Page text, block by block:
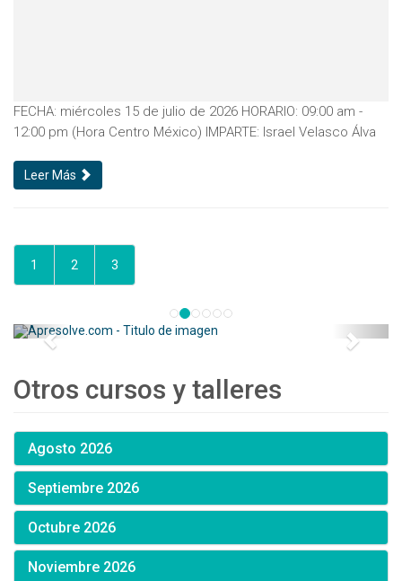
FECHA: miércoles 15 de julio de 2026 HORARIO: 09:00 am -
12:00 pm (Hora Centro México) IMPARTE: Israel Velasco Álva
Leer Más
1 2 3
Otros cursos y talleres
Agosto 2026
Septiembre 2026
Octubre 2026
Noviembre 2026